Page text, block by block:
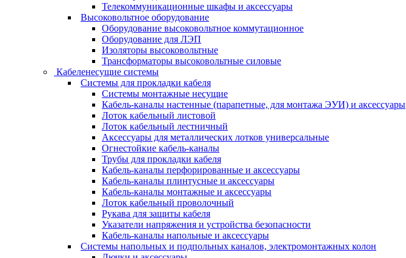
Телекоммуникационные шкафы и аксессуары
Высоковольтное оборудование
Оборудование высоковольтное коммутационное
Оборудование для ЛЭП
Изоляторы высоковольтные
Трансформаторы высоковольтные силовые
Кабеленесущие системы
Системы для прокладки кабеля
Системы монтажные несущие
Кабель-каналы настенные (парапетные, для монтажа ЭУИ) и аксессуары
Лоток кабельный листовой
Лоток кабельный лестничный
Аксессуары для металлических лотков универсальные
Огнестойкие кабель-каналы
Трубы для прокладки кабеля
Кабель-каналы перфорированные и аксессуары
Кабель-каналы плинтусные и аксессуары
Кабель-каналы монтажные и аксессуары
Лоток кабельный проволочный
Рукава для защиты кабеля
Указатели напряжения и устройства безопасности
Кабель-каналы напольные и аксессуары
Системы напольных и подпольных каналов, электромонтажных колон